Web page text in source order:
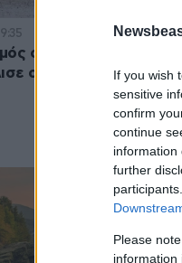
If you wish
sensitive
confirm
continue
information
further
Please
information
στον Δήμο Δέλτα:
ο Γαλλικός ποταμός